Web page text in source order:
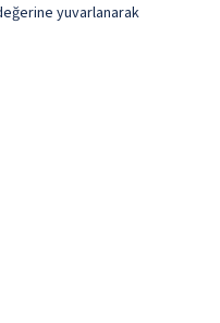
yuvarlanarak